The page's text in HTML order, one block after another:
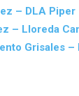
– DLA Piper
– Lloreda
Grisales –